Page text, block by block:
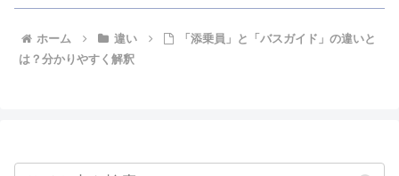
ホーム 違い
「添乗員」と「バスガイド」の違いと
は？分かりやすく解釈